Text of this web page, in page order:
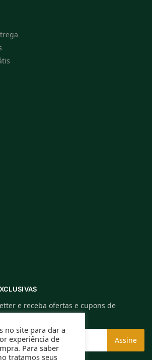
e receba ofertas e cupons de
no site para dar a
experiência de
Para saber
tratamos seus